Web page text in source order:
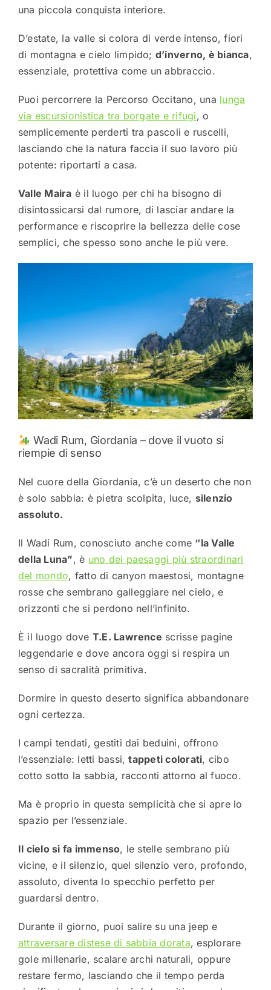
una piccola conquista interiore.
D’estate, la valle si colora di verde intenso, fiori
di montagna e cielo limpido; d’inverno, è bianca,
essenziale, protettiva come un abbraccio.
Puoi percorrere la Percorso Occitano, una lunga
via escursionistica tra borgate e rifugi, o
semplicemente perderti tra pascoli e ruscelli,
lasciando che la natura faccia il suo lavoro più
potente: riportarti a casa.
Valle Maira è il luogo per chi ha bisogno di
disintossicarsi dal rumore, di lasciar andare la
performance e riscoprire la bellezza delle cose
semplici, che spesso sono anche le più vere.
Wadi Rum, Giordania – dove il vuoto si
riempie di senso
Nel cuore della Giordania, c’è un deserto che non
è solo sabbia: è pietra scolpita, luce, silenzio
assoluto.
Il Wadi Rum, conosciuto anche come “la Valle
della Luna”, è uno dei paesaggi più straordinari
del mondo, fatto di canyon maestosi, montagne
rosse che sembrano galleggiare nel cielo, e
orizzonti che si perdono nell’infinito.
È il luogo dove T.E. Lawrence scrisse pagine
leggendarie e dove ancora oggi si respira un
senso di sacralità primitiva.
Dormire in questo deserto significa abbandonare
ogni certezza.
I campi tendati, gestiti dai beduini, offrono
l’essenziale: letti bassi,tappeti colorati, cibo
cotto sotto la sabbia, racconti attorno al fuoco.
Ma è proprio in questa semplicità che si apre lo
spazio per l’essenziale.
Il cielo si fa immenso, le stelle sembrano più
vicine, e il silenzio, quel silenzio vero, profondo,
assoluto, diventa lo specchio perfetto per
guardarsi dentro.
Durante il giorno, puoi salire su una jeep e
attraversare distese di sabbia dorata, esplorare
gole millenarie, scalare archi naturali, oppure
restare fermo, lasciando che il tempo perda